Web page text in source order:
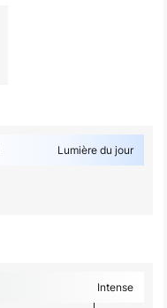
Lumière du jour
Intense